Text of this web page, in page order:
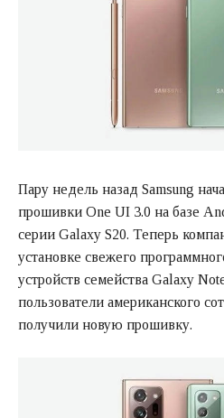
Пару недель назад Samsung
прошивки One UI 3.0 на базе
серии Galaxy S20. Теперь
установке свежего
устройств семейства Galaxy
пользователи американского
получили новую прошивку.